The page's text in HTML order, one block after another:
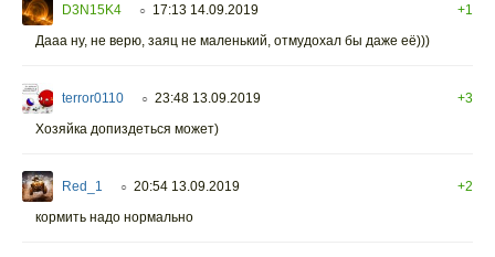
D3N15K4 ○ 17:13 14.09.2019
+1
Дааа ну, не верю, заяц не маленький, отмудохал бы даже её)))
terror0110 ○ 23:48 13.09.2019
+3
Хозяйка допиздеться может)
Red_1 ○ 20:54 13.09.2019
+2
кормить надо нормально